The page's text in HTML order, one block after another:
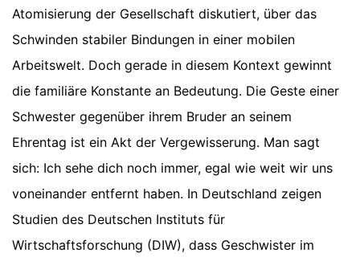
Atomisierung der Gesellschaft diskutiert, über das
Schwinden stabiler Bindungen in einer mobilen
Arbeitswelt. Doch gerade in diesem Kontext gewinnt
die familiäre Konstante an Bedeutung. Die Geste einer
Schwester gegenüber ihrem Bruder an seinem
Ehrentag ist ein Akt der Vergewisserung. Man sagt
sich: Ich sehe dich noch immer, egal wie weit wir uns
voneinander entfernt haben. In Deutschland zeigen
Studien des Deutschen Instituts für
Wirtschaftsforschung (DIW), dass Geschwister im